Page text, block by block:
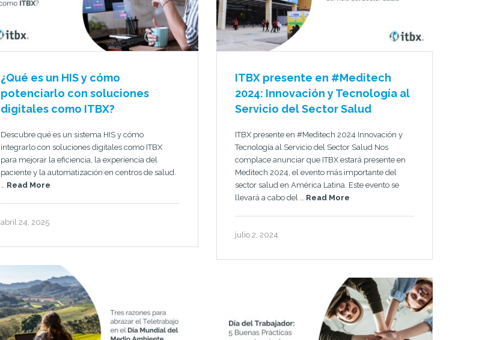
¿Qué es un HIS y cómo
potenciarlo con soluciones
digitales como ITBX?
Descubre qué es un sistema HIS y cómo
integrarlo con soluciones digitales como ITBX
para mejorar la eficiencia, la experiencia del
paciente y la automatización en centros de salud.
Read More
abril 24, 2025
ITBX presente en #Meditech
2024: Innovación y Tecnología al
Servicio del Sector Salud
ITBX presente en #Meditech 2024 Innovación y
Tecnología al Servicio del Sector Salud Nos
complace anunciar que ITBX estará presente en
Meditech 2024, el evento más importante del
sector salud en América Latina. Este evento se
llevará a cabo del … Read More
julio 2, 2024